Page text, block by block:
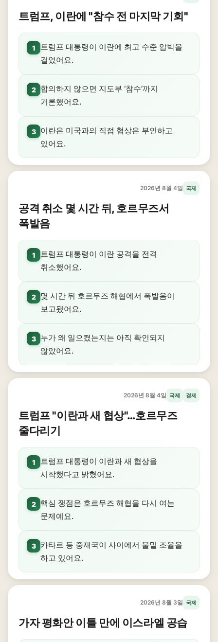
트럼프, 이란에 "참수 전 마지막 기회"
1
트럼프 대통령이 이란에 최고 수준 압박을
걸었어요.
2
합의하지 않으면 지도부 ‘참수’까지
거론했어요.
3
이란은 미국과의 직접 협상은 부인하고
있어요.
2026년 8월 4일 국제
공격 취소 몇 시간 뒤, 호르무즈서
폭발음
1
트럼프 대통령이 이란 공격을 전격
취소했어요.
2
몇 시간 뒤 호르무즈 해협에서 폭발음이
보고됐어요.
3
누가 왜 일으켰는지는 아직 확인되지
않았어요.
2026년 8월 4일 국제 경제
트럼프 "이란과 새 협상"…호르무즈
줄다리기
1
트럼프 대통령이 이란과 새 협상을
시작했다고 밝혔어요.
2
핵심 쟁점은 호르무즈 해협을 다시 여는
문제예요.
3
카타르 등 중재국이 사이에서 물밑 조율을
하고 있어요.
2026년 8월 3일 국제
가자 평화안 이틀 만에 이스라엘 공습